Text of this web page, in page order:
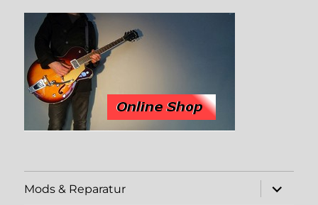
Mods & Reparatur
öffnen